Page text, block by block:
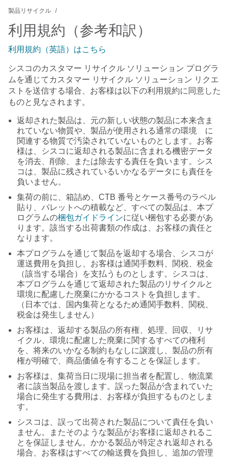
製品リサイクル
利用規約（参考和訳）
利用規約（英語）はこちら
シスコのカスタマー リサイクル ソリューション プログラ
ムを通じてカスタマー リサイクル ソリューション リクエ
ストを送信する場合、お客様は以下の利用規約に同意した
ものと見なされます。
返却された製品は、元の新しい状態の製品に本来含ま
れていない物質や、製品が使用される通常の環境 に
関連する物質で汚染されていないものとします。お客
様は、シスコに返却される製品に含まれる機密データ
を消去、削除、または除去する責任を負います。シス
コは、製品に残されているいかなるデータにも責任を
負いません。
集荷の前に、箱詰め、CTB 番号とケース番号のラベル
貼り、パレットへの積載など、すべての製品は、本プ
ログラムの梱包ガイドラインに従い梱包する必要があ
ります。該当する出荷書類の作成は、お客様の責任と
なります。
本プログラムを通じて製品を返却する場合、シスコが
運送費用を負担し、お客様は通関手数料、関税、税金
（該当する場合）を支払うものとします。シスコは、
本プログラムを通じて返却された製品のリサイクルと
環境に配慮した廃棄にかかるコストを負担します。
（日本では、国内集荷となるため通関手数料、関税、
税金は発生しません）
お客様は、返却する製品の所有権、処理、回収、リサ
イクル、環境に配慮した廃棄に関するすべての権利
を、将来のいかなる制約もなしに譲渡し、製品の所有
権が明確で、商品価値を有することを保証します。
お客様は、集荷当日に現場に担当者を配置し、物流業
者に該当製品を渡します。誤った製品が含まれていた
場合に発生する費用は、お客様が負担するものとしま
す。
シスコは、誤って出荷された製品について責任を負い
ません。またそのような製品がお客様に返却されるこ
とを保証しません。かかる製品が特定され返却される
場合、お客様はすべての輸送費を負担し、追加の管理